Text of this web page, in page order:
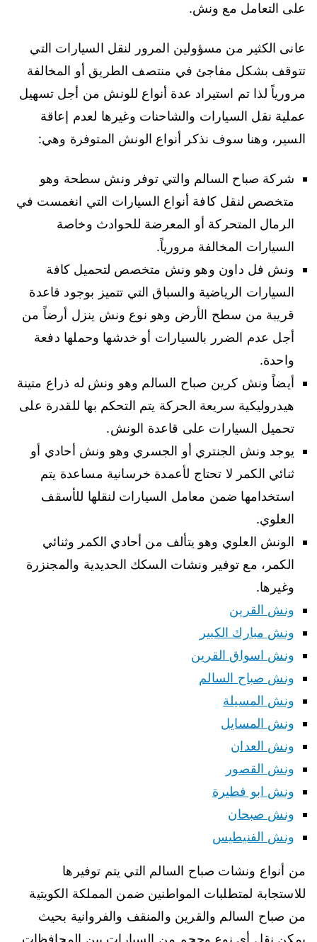
على التعامل مع ونش.
عانى الكثير من مسؤولين المرور لنقل السيارات التي
تتوقف بشكل مفاجئ في منتصف الطريق أو المخالفة
مرورياً لذا تم استيراد عدة أنواع للونش من أجل تسهيل
عملية نقل السيارات والشاحنات وغيرها لعدم إعاقة
السير، وهنا سوف نذكر أنواع الونش المتوفرة وهي:
شركة صباح السالم والتي توفر ونش سطحة وهو
متخصص لنقل كافة أنواع السيارات التي انغمست في
الرمال المتحركة أو المعرضة للحوادث وخاصة
السيارات المخالفة مرورياً.
ونش فل داون وهو ونش متخصص لتحميل كافة
السيارات الرياضية والسباق التي تتميز بوجود قاعدة
قريبة من سطح الأرض وهو نوع ونش ينزل أرضاً من
أجل عدم الضرر بالسيارات أو خدشها وحملها دفعة
واحدة.
أيضاً ونش كرين صباح السالم وهو ونش له ذراع متينة
هيدروليكية سريعة الحركة يتم التحكم بها للقدرة على
تحميل السيارات على قاعدة الونش.
يوجد ونش الجنتري أو الجسري وهو ونش أحادي أو
ثنائي الكمر لا تحتاج لأعمدة خرسانية مساعدة يتم
استخدامها ضمن معامل السيارات لنقلها للأسقف
العلوي.
الونش العلوي وهو يتألف من أحادي الكمر وثنائي
الكمر، مع توفير ونشات السكك الحديدية والمجنزرة
وغيرها.
ونش القرين
ونش مبارك الكبير
ونش اسواق القرين
ونش صباح السالم
ونش المسيلة
ونش المسايل
ونش العدان
ونش القصور
ونش ابو فطيرة
ونش صبحان
ونش الفنيطيس
من أنواع ونشات صباح السالم التي يتم توفيرها
للاستجابة لمتطلبات المواطنين ضمن المملكة الكويتية
من صباح السالم والقرين والمنقف والفروانية بحيث
يمكن نقل أي نوع وحجم من السيارات بين المحافظات